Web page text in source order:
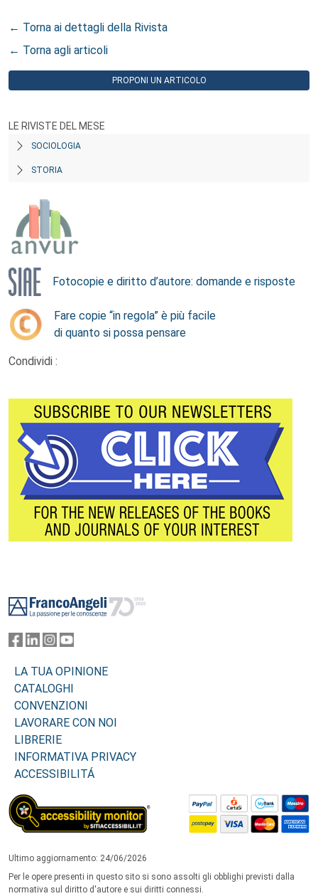
← Torna ai dettagli della Rivista
← Torna agli articoli
PROPONI UN ARTICOLO
LE RIVISTE DEL MESE
SOCIOLOGIA
STORIA
Fotocopie e diritto d’autore: domande e risposte
Fare copie “in regola” è più facile
di quanto si possa pensare
Condividi :
LA TUA OPINIONE
CATALOGHI
CONVENZIONI
LAVORARE CON NOI
LIBRERIE
INFORMATIVA PRIVACY
ACCESSIBILITÁ
Ultimo aggiornamento: 24/06/2026
Per le opere presenti in questo sito si sono assolti gli obblighi previsti dalla
normativa sul diritto d'autore e sui diritti connessi.